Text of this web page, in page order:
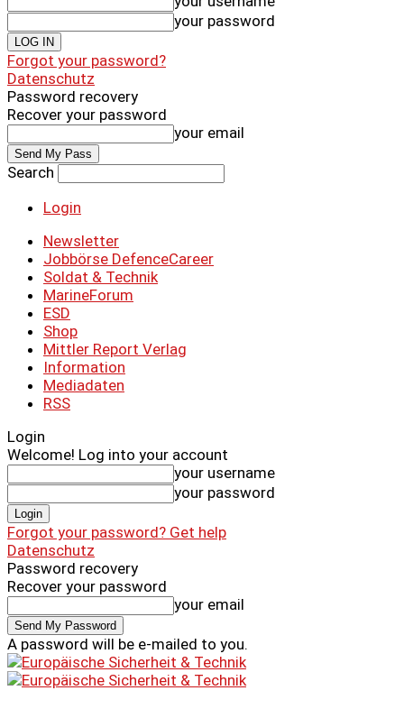
your password
Forgot your password?
Datenschutz
Password recovery
Recover your password
your email
Search
Login
Newsletter
Jobbörse DefenceCareer
Soldat & Technik
MarineForum
ESD
Shop
Mittler Report Verlag
Information
Mediadaten
RSS
Login
Welcome! Log into your account
your username
your password
Forgot your password? Get help
Datenschutz
Password recovery
Recover your password
your email
A password will be e-mailed to you.